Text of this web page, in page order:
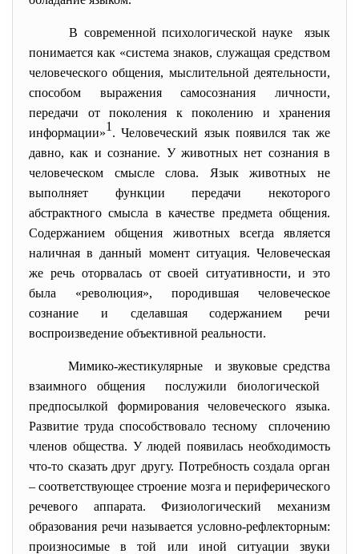
В современной психологическойнауке язык
понимается как «система знаков, служащая средством
человеческого общения, мыслительной деятельности,
способом выражения самосознания личности,
передачи от поколения к поколению и хранения
информации»1 . Человеческий язык появился так же
давно, как и сознание. У животных нет сознания в
человеческом смысле слова. Язык животных не
выполняет функции передачи некоторого
абстрактного смысла в качестве предмета общения.
Содержанием общения животных всегда является
наличная в данный момент ситуация. Человеческая
же речь оторвалась от своей ситуативности, и это
была «революция», породившая человеческое
сознание и сделавшая содержанием речи
воспроизведение объективной реальности.
Мимико-жестикулярные и звуковые средства
взаимного общения послужили биологической
предпосылкой формирования человеческого языка.
Развитие труда способствовало тесному сплочению
членов общества. У людей появилась необходимость
что-то сказать друг другу. Потребность создала орган
– соответствующее строение мозга и периферического
речевого аппарата. Физиологический механизм
образования речи называется условно-рефлекторным:
произносимые в той или иной ситуации звуки